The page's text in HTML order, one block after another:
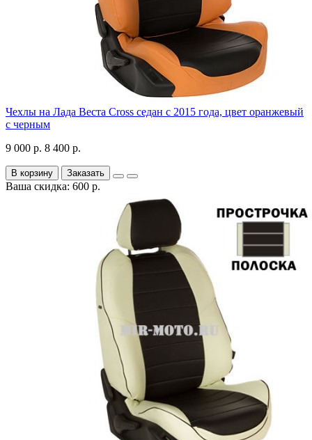
Чехлы на Лада Веста Cross седан с 2015 года, цвет оранжевый
с черным
9 000 р. 8 400 р.
В корзину Заказать
Ваша скидка: 600 р.